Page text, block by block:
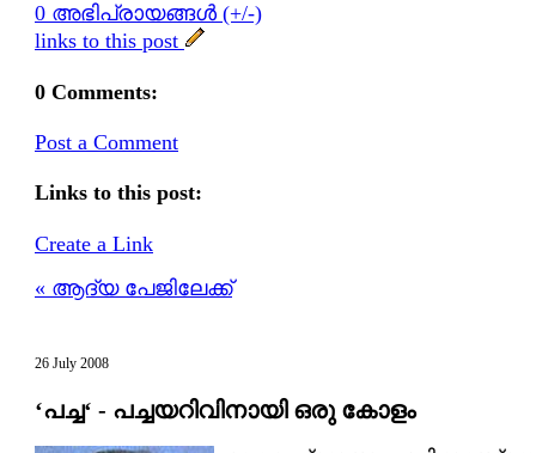
0 അഭിപ്രായങ്ങള്‍ (+/-)
links to this post
0 Comments:
Post a Comment
Links to this post:
Create a Link
« ആദ്യ പേജിലേക്ക്
26 July 2008
‘പച്ച‘ - പച്ചയറിവിനായി ഒരു കോളം